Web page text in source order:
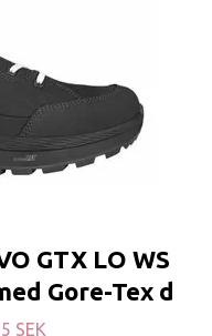
GTX LO WS
Gore-Tex d
SEK